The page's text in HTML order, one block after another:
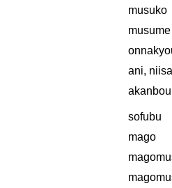
musuko
musume
ani,
akanbou
sofubu
mago